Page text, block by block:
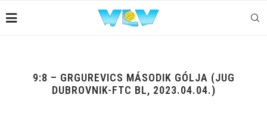
9:8 – GRGUREVICS MÁSODIK GÓLJA (JUG
DUBROVNIK-FTC BL, 2023.04.04.)